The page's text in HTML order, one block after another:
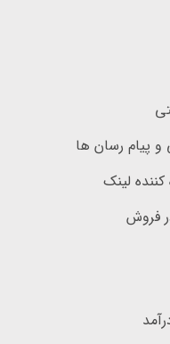
پیام رسان ها
لینک
فروش